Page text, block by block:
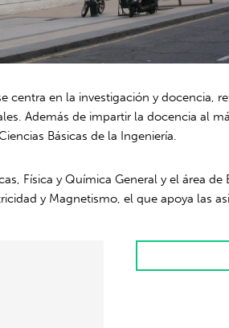
centra en la investigación y docencia,
Además de impartir la docencia al
Básicas de la Ingeniería.
Física y Química General y el área
y Magnetismo, el que apoya las